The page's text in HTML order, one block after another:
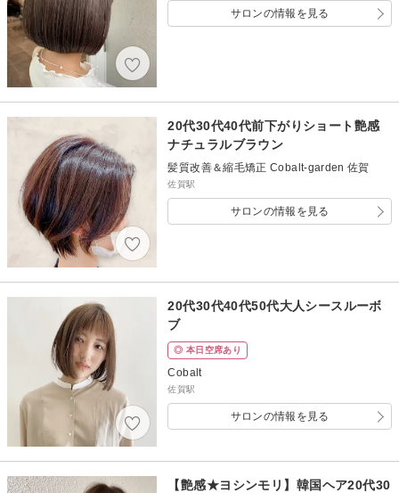
サロンの情報を見る
20代30代40代前下がりショート艶感
ナチュラルブラウン
髪質改善＆縮毛矯正 Cobalt-garden 佐賀
佐賀駅
サロンの情報を見る
20代30代40代50代大人シースルーボ
ブ
◎ 本日空席あり
Cobalt
佐賀駅
サロンの情報を見る
【艶感★ヨシンモリ】韓国ヘア20代30